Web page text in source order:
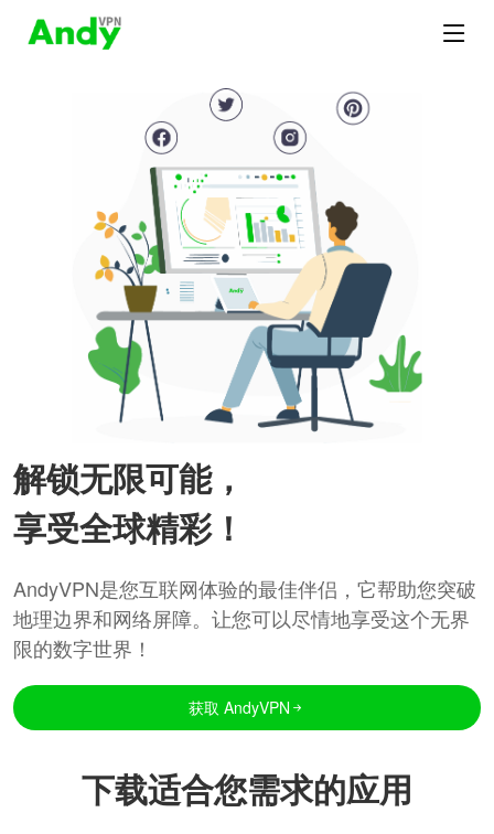
解锁无限可能，
享受全球精彩！
AndyVPN是您互联网体验的最佳伴侣，它帮助您突破
地理边界和网络屏障。让您可以尽情地享受这个无界
限的数字世界！
获取 AndyVPN
下载适合您需求的应用